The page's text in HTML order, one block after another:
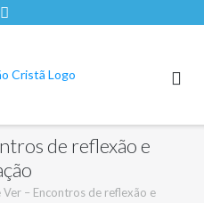
de reflexão e
Ver – Encontros de reflexão e